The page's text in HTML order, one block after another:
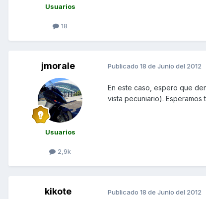
Usuarios
18
jmorale
Usuarios
2,9k
Publicado 18 de Junio del 2012
En este caso, espero que
vista pecuniario). Esperamos
kikote Publicado 18 de Junio del 2012